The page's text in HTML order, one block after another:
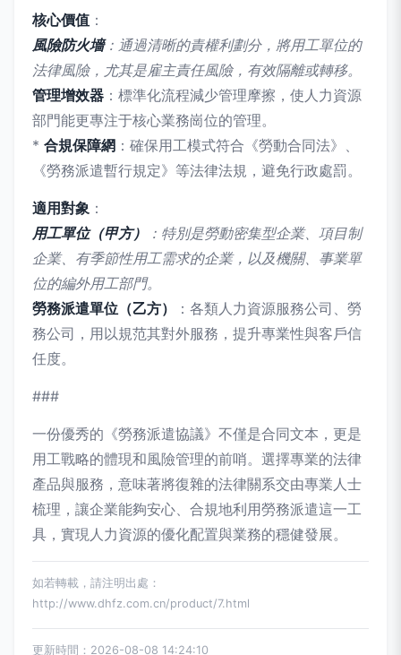
核心價值 ：
風險防火墻：通過清晰的責權利劃分，將用工單位的
法律風險，尤其是雇主責任風險，有效隔離或轉移。
管理增效器 ：標準化流程減少管理摩擦，使人力資源
部門能更專注于核心業務崗位的管理。
* 合規保障網 ：確保用工模式符合《勞動合同法》、
《勞務派遣暫行規定》等法律法規，避免行政處罰。
適用對象 ：
用工單位（甲方）
：特別是勞動密集型企業、項目制
企業、有季節性用工需求的企業，以及機關、事業單
位的編外用工部門。
勞務派遣單位（乙方）
：各類人力資源服務公司、勞
務公司，用以規范其對外服務，提升專業性與客戶信
任度。
###
一份優秀的《勞務派遣協議》不僅是合同文本，更是
用工戰略的體現和風險管理的前哨。選擇專業的法律
產品與服務，意味著將復雜的法律關系交由專業人士
梳理，讓企業能夠安心、合規地利用勞務派遣這一工
具，實現人力資源的優化配置與業務的穩健發展。
如若轉載，請注明出處：
http://www.dhfz.com.cn/product/7.html
更新時間：2026-08-08 14:24:10